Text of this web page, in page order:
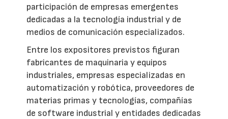
participación de empresas emergentes
dedicadas a la tecnología industrial y de
medios de comunicación especializados.
Entre los expositores previstos figuran
fabricantes de maquinaria y equipos
industriales, empresas especializadas en
automatización y robótica, proveedores de
materias primas y tecnologías, compañías
de software industrial y entidades dedicadas